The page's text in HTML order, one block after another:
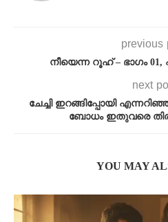
previous
നീയെന്ന റൂഹ് – ഭാഗം
next
ചേച്ചി ഇറങ്ങിപ്പോയി
ബോധം ഇതുവരെ
YOU MAY